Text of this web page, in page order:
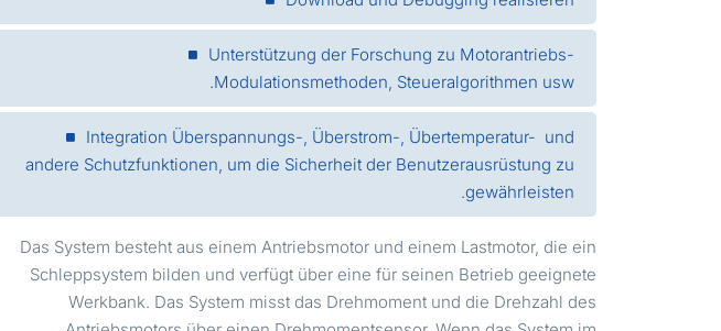
Unterstützung der Forschung zu Motorantriebs-
Modulationsmethoden, Steueralgorithmen usw.
Integration Überspannungs-, Überstrom-, Übertemperatur- und
andere Schutzfunktionen, um die Sicherheit der Benutzerausrüstung zu
gewährleisten.
Das System besteht aus einem Antriebsmotor und einem Lastmotor, die ein
Schleppsystem bilden und verfügt über eine für seinen Betrieb geeignete
Werkbank. Das System misst das Drehmoment und die Drehzahl des